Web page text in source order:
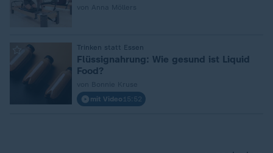
Trinken statt Essen
Flüssignahrung: Wie gesund ist Liquid
Food?
mit Video 15:52